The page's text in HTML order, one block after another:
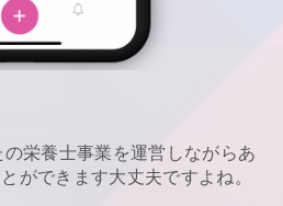
の栄養士事業を運営しながらあ
ができます大丈夫ですよね。